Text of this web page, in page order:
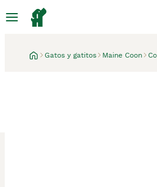
Gatos y gatitos Maine Coon